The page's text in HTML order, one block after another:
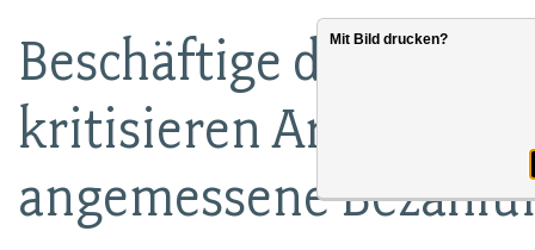
Beschäftige der
kritisieren
angemessene
Mit Bild drucken?